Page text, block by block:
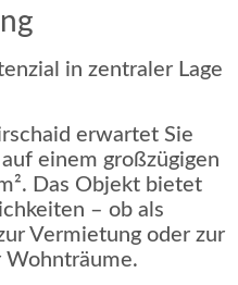
in zentraler Lage
erwartet Sie
einem großzügigen
Das Objekt bietet
– ob als
Vermietung oder zur
Wohnträume.